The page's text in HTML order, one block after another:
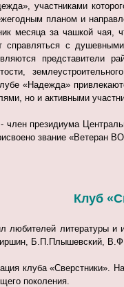
участниками
планом и
месяца за чашкой чая,
справляться с
представители
«Надежда»
но и активными
член президиума
звание «Ветеран
Клуб
любителей литературы
Б.П.Плышевский,
клуба
поколения.